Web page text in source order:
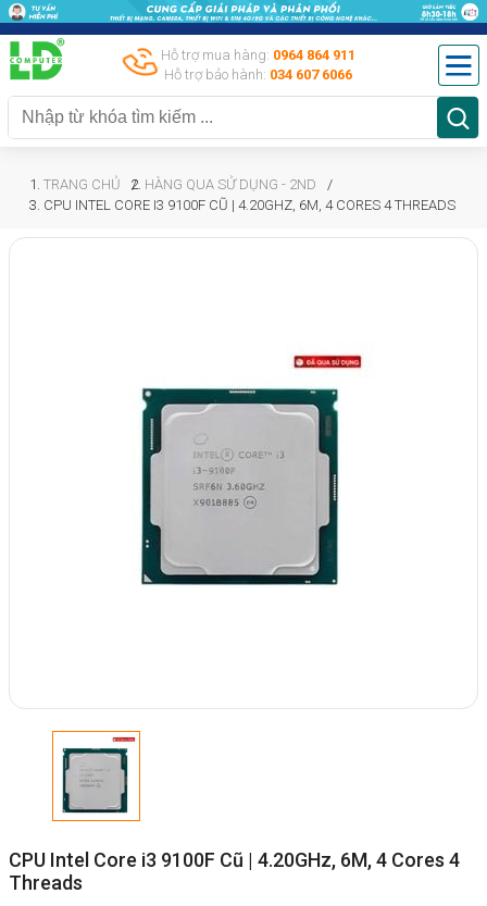
Hỗ trợ mua hàng: 0964 864 911
Hỗ trợ bảo hành: 034 607 6066
TRANG CHỦ
HÀNG QUA SỬ DỤNG - 2ND
CPU INTEL CORE I3 9100F CŨ | 4.20GHZ, 6M, 4 CORES 4 THREADS
CPU Intel Core i3 9100F Cũ | 4.20GHz, 6M, 4 Cores 4
Threads